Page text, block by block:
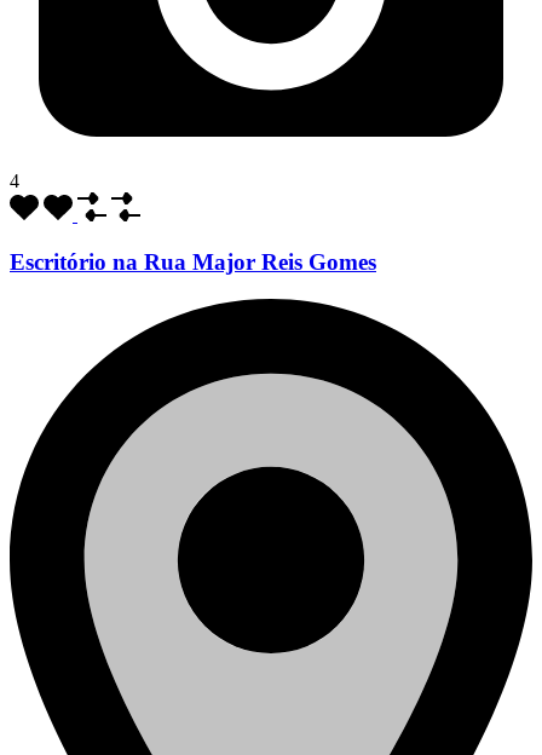
4
Escritório na Rua Major Reis Gomes